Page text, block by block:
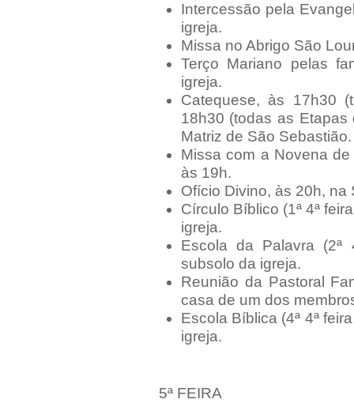
Intercessão pela
igreja.
Missa no Abrigo São
Terço Mariano pelas
igreja.
Catequese, às 17h30
18h30 (todas as Etapas
Matriz de São Sebastião.
Missa com a Novena
às 19h.
Ofício Divino, às 20h, na
Círculo Bíblico (1ª 4ª
igreja.
Escola da Palavra
subsolo da igreja.
Reunião da Pastoral
casa de um dos
Escola Bíblica (4ª 4ª
igreja.
5ª FEIRA